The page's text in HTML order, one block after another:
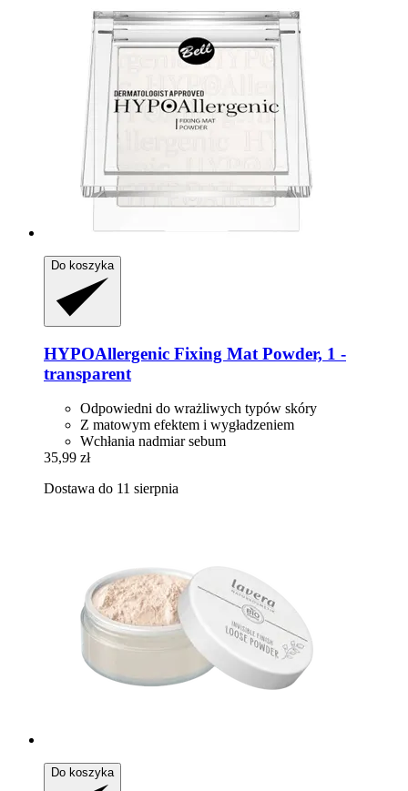
Do koszyka
HYPOAllergenic Fixing Mat Powder, 1 -​
transparent
Odpowiedni do wrażliwych typów skóry
Z matowym efektem i wygładzeniem
Wchłania nadmiar sebum
35,99 zł
Dostawa do 11 sierpnia
Do koszyka